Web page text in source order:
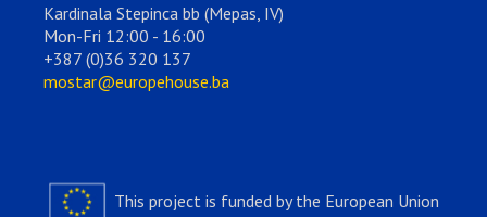
Kardinala Stepinca bb (Mepas, IV)
Mon-Fri 12:00 - 16:00
+387 (0)36 320 137
mostar@europehouse.ba
This project is funded by the European Union